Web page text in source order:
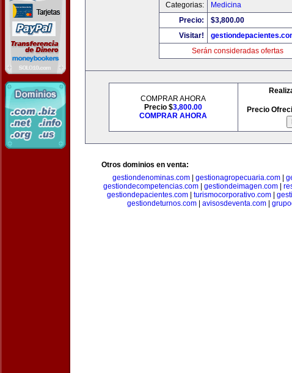
Categorias:
Medicina
Precio:
$3,800.00
Visitar!
Serán consideradas ofertas
COMPRAR AHORA
Precio $3,800.00
COMPRAR AHORA
Precio
Otros dominios en venta:
gestiondenominas.com| gestionagropecuaria.com|
gestiondecompetencias.com| gestiondeimagen.com|
gestiondepacientes.com| turismocorporativo.com|
gestiondeturnos.com| avisosdeventa.com|